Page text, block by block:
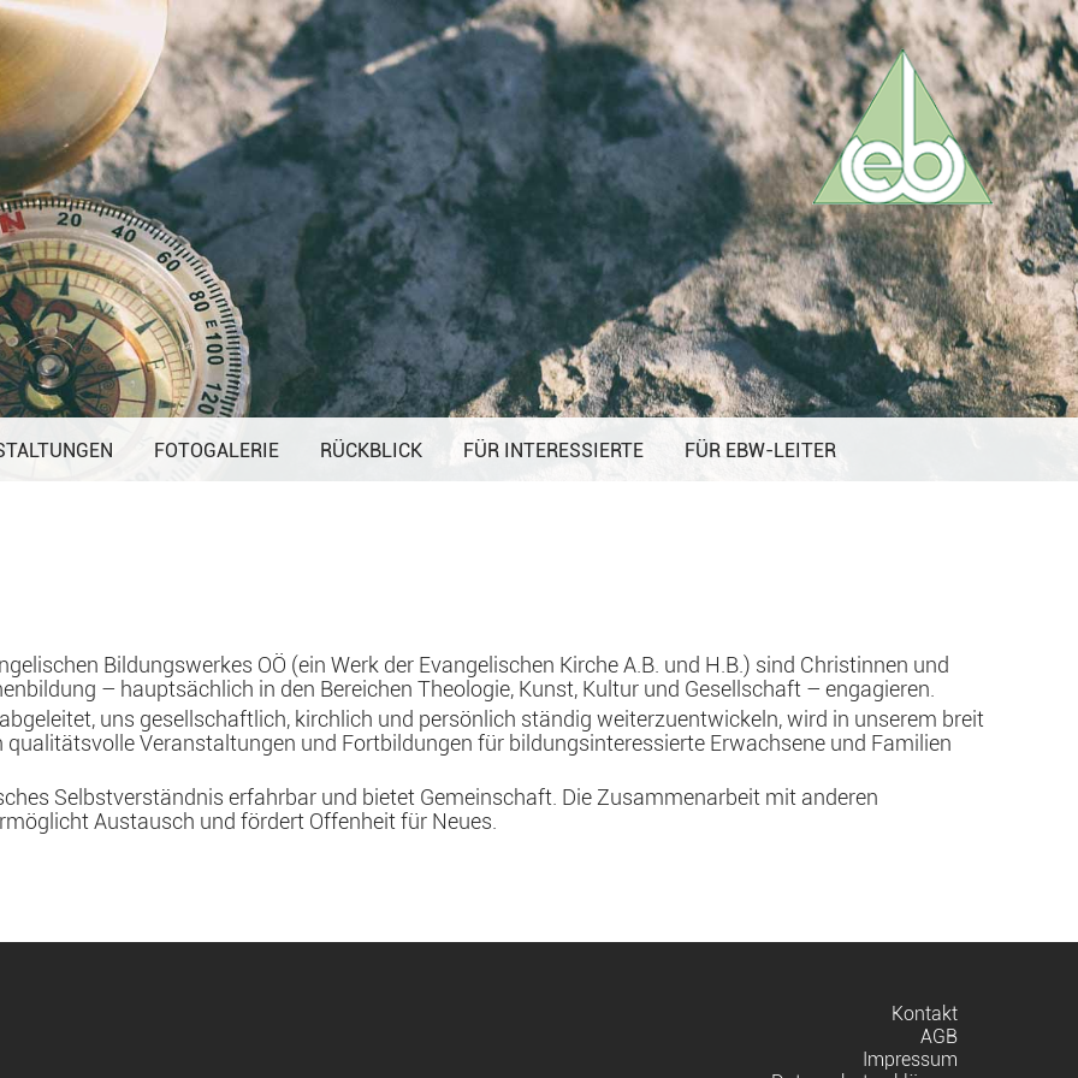
überspringen
FOTOGALERIE RÜCKBLICK FÜR INTERESSIERTE FÜR EBW-LEITER
Bildungswerkes OÖ (ein Werk der Evangelischen Kirche A.B. und H.B.) sind Christinnen und
– hauptsächlich in den Bereichen Theologie, Kunst, Kultur und Gesellschaft – engagieren.
uns gesellschaftlich, kirchlich und persönlich ständig weiterzuentwickeln, wird in unserem breit
Veranstaltungen und Fortbildungen für bildungsinteressierte Erwachsene und Familien
Selbstverständnis erfahrbar und bietet Gemeinschaft. Die Zusammenarbeit mit anderen
Austausch und fördert Offenheit für Neues.
Navigation
überspringen
Kontakt
AGB
Impressum